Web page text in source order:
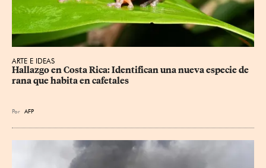
ARTE E IDEAS
Hallazgo en Costa Rica: Identifican una nueva especie de
rana que habita en cafetales
Por AFP